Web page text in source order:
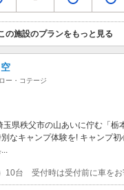
の施設のプランをもっと見る
ー・コテージ
県秩父市の山あいに佇む「栃
なキャンプ体験を! キャンプ初